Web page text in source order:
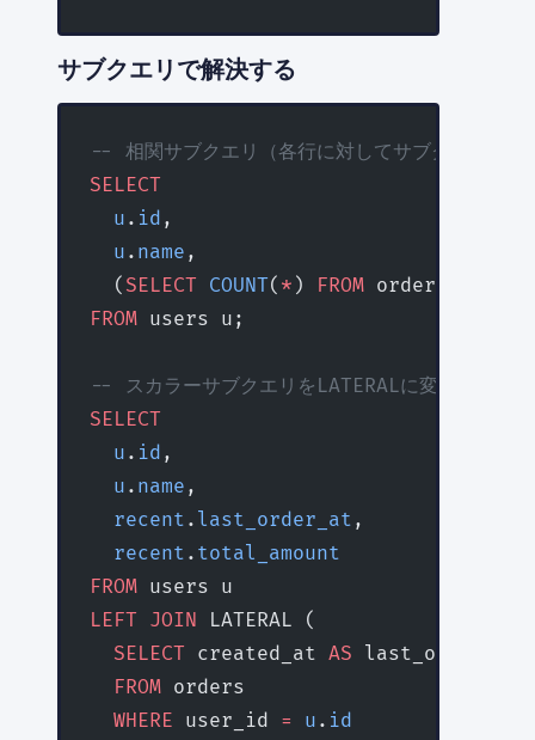
サブクエリで解決する
-- 相関サブクエリ（各行に対してサブクエリを実
SELECT
  u
. id ,
  u
. name ,
  (
SELECT COUNT( * ) FROM orders
FROM users u;
-- スカラーサブクエリをLATERALに変換（
SELECT
  u
. id ,
  u
. name ,
  recent
. last_order_at ,
  recent
. total_amount
FROM users u
LEFT JOIN LATERAL (
  SELECT
created_at AS last_order_at,
  FROM
orders
  WHERE
user_id = u . id